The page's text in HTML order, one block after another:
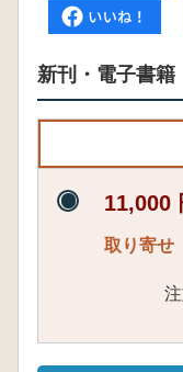
新刊・電子書籍
11,000
取り寄せ